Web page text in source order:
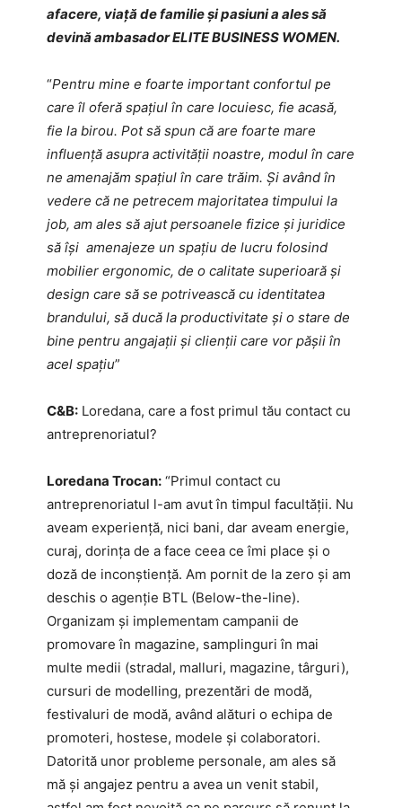
afacere, viață de familie și pasiuni a ales să
devină ambasador ELITE BUSINESS WOMEN.
“Pentru mine e foarte important confortul pe
care îl oferă spațiul în care locuiesc, fie acasă,
fie la birou. Pot să spun că are foarte mare
influență asupra activității noastre, modul în care
ne amenajăm spațiul în care trăim. Și având în
vedere că ne petrecem majoritatea timpului la
job, am ales să ajut persoanele fizice și juridice
să își amenajeze un spațiu de lucru folosind
mobilier ergonomic, de o calitate superioară și
design care să se potrivească cu identitatea
brandului, să ducă la productivitate și o stare de
bine pentru angajații și clienții care vor pășii în
acel spațiu”
C&B: Loredana, care a fost primul tău contact cu
antreprenoriatul?
Loredana Trocan: “Primul contact cu
antreprenoriatul l-am avut în timpul facultății. Nu
aveam experiență, nici bani, dar aveam energie,
curaj, dorința de a face ceea ce îmi place și o
doză de inconștiență. Am pornit de la zero și am
deschis o agenție BTL (Below-the-line).
Organizam și implementam campanii de
promovare în magazine, samplinguri în mai
multe medii (stradal, malluri, magazine, târguri),
cursuri de modelling, prezentări de modă,
festivaluri de modă, având alături o echipa de
promoteri, hostese, modele și colaboratori.
Datorită unor probleme personale, am ales să
mă și angajez pentru a avea un venit stabil,